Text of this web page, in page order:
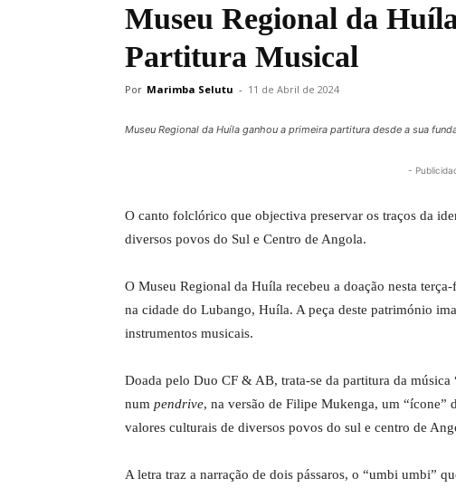
Museu Regional da
Partitura Musical
Por Marimba Selutu - 11 de Abril de 2024
Museu Regional da Huíla ganhou a primeira partitura desde a sua
-
O canto folclórico que objectiva preservar os traços da
diversos povos do Sul e Centro de Angola.
O Museu Regional da Huíla recebeu a doação nesta
na cidade do Lubango, Huíla. A peça deste património
instrumentos musicais.
Doada pelo Duo CF & AB, trata-se da partitura da
num pendrive, na versão de Filipe Mukenga, um “ícone”
valores culturais de diversos povos do sul e centro de
A letra traz a narração de dois pássaros, o “umbi umbi”